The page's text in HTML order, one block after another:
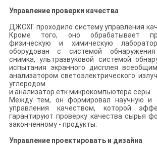
Управление проверки качества
ДЖСХГ проходило систему управления
Кроме того, оно обрабатывает
физическую и химическую
оборудован с системой обнаружения
снимка, ультразвуковой системой
испытания экранного дисплея
анализатором светоэлектрического
углеродом
и анализатор етк микрокомпьютера серы.
Между тем, он формировал научную и
управления качеством, которой
гарантируют проверку качества сырья
законченному - продукты.
Управление проектировать и дизайна